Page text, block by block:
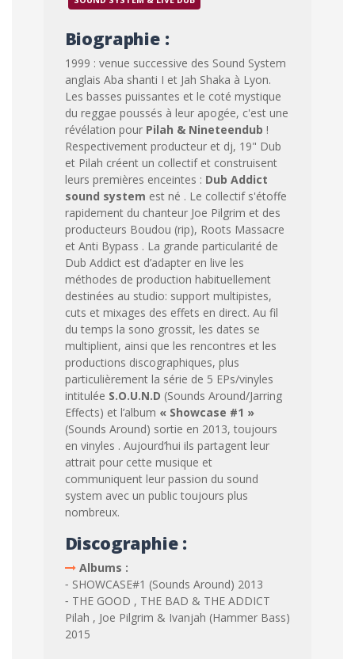
Biographie :
1999 : venue successive des Sound System
anglais Aba shanti I et Jah Shaka à Lyon.
Les basses puissantes et le coté mystique
du reggae poussés à leur apogée, c'est une
révélation pour Pilah & Nineteendub !
Respectivement producteur et dj, 19" Dub
et Pilah créent un collectif et construisent
leurs premières enceintes : Dub Addict
sound system est né . Le collectif s'étoffe
rapidement du chanteur Joe Pilgrim et des
producteurs Boudou (rip), Roots Massacre
et Anti Bypass . La grande particularité de
Dub Addict est d’adapter en live les
méthodes de production habituellement
destinées au studio: support multipistes,
cuts et mixages des effets en direct. Au fil
du temps la sono grossit, les dates se
multiplient, ainsi que les rencontres et les
productions discographiques, plus
particulièrement la série de 5 EPs/vinyles
intitulée S.O.U.N.D (Sounds Around/Jarring
Effects) et l’album « Showcase #1 »
(Sounds Around) sortie en 2013, toujours
en vinyles . Aujourd’hui ils partagent leur
attrait pour cette musique et
communiquent leur passion du sound
system avec un public toujours plus
nombreux.
Discographie :
Albums :
⁃ SHOWCASE#1 (Sounds Around) 2013
⁃ THE GOOD , THE BAD & THE ADDICT
Pilah , Joe Pilgrim & Ivanjah (Hammer Bass)
2015